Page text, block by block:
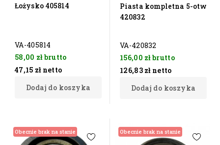
Łożysko 405814
VA-405814
58,00 złbrutto
47,15 zł netto
Dodaj do koszyka
Piasta kompletna 5-otw
420832
VA-420832
156,00 złbrutto
126,83 zł netto
Dodaj do koszyka
Obecnie brak na stanie Obecnie brak na stanie